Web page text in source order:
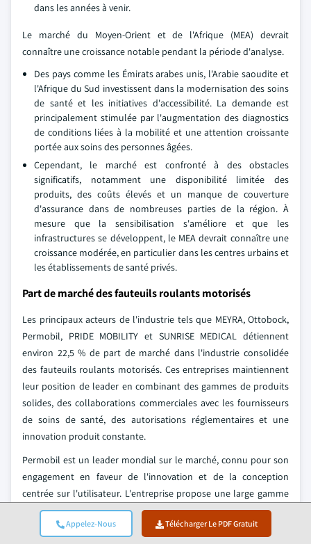
Appelez-Nous Télécharger Le PDF Gratuit
dans les années à venir.
Le marché du Moyen-Orient et de l'Afrique (MEA) devrait
connaître une croissance notable pendant la période d'analyse.
Des pays comme les Émirats arabes unis, l'Arabie saoudite et
l'Afrique du Sud investissent dans la modernisation des soins
de santé et les initiatives d'accessibilité. La demande est
principalement stimulée par l'augmentation des diagnostics
de conditions liées à la mobilité et une attention croissante
portée aux soins des personnes âgées.
Cependant, le marché est confronté à des obstacles
significatifs, notamment une disponibilité limitée des
produits, des coûts élevés et un manque de couverture
d'assurance dans de nombreuses parties de la région. À
mesure que la sensibilisation s'améliore et que les
infrastructures se développent, le MEA devrait connaître une
croissance modérée, en particulier dans les centres urbains et
les établissements de santé privés.
Part de marché des fauteuils roulants motorisés
Les principaux acteurs de l'industrie tels que MEYRA, Ottobock,
Permobil, PRIDE MOBILITY et SUNRISE MEDICAL détiennent
environ 22,5 % de part de marché dans l'industrie consolidée
des fauteuils roulants motorisés. Ces entreprises maintiennent
leur position de leader en combinant des gammes de produits
solides, des collaborations commerciales avec les fournisseurs
de soins de santé, des autorisations réglementaires et une
innovation produit constante.
Permobil est un leader mondial sur le marché, connu pour son
engagement en faveur de l'innovation et de la conception
centrée sur l'utilisateur. L'entreprise propose une large gamme
de solutions de mobilité avancées, notamment la série M de
Permobil et la série F, qui présentent des commandes intuitives